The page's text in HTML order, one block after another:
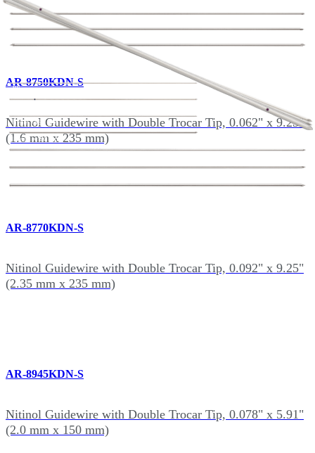
AR-8750KDN-S
Nitinol Guidewire with Double Trocar Tip, 0.062" x 9.25"
(1.6 mm x 235 mm)
AR-8770KDN-S
Nitinol Guidewire with Double Trocar Tip, 0.092" x 9.25"
(2.35 mm x 235 mm)
AR-8945KDN-S
Nitinol Guidewire with Double Trocar Tip, 0.078" x 5.91"
(2.0 mm x 150 mm)